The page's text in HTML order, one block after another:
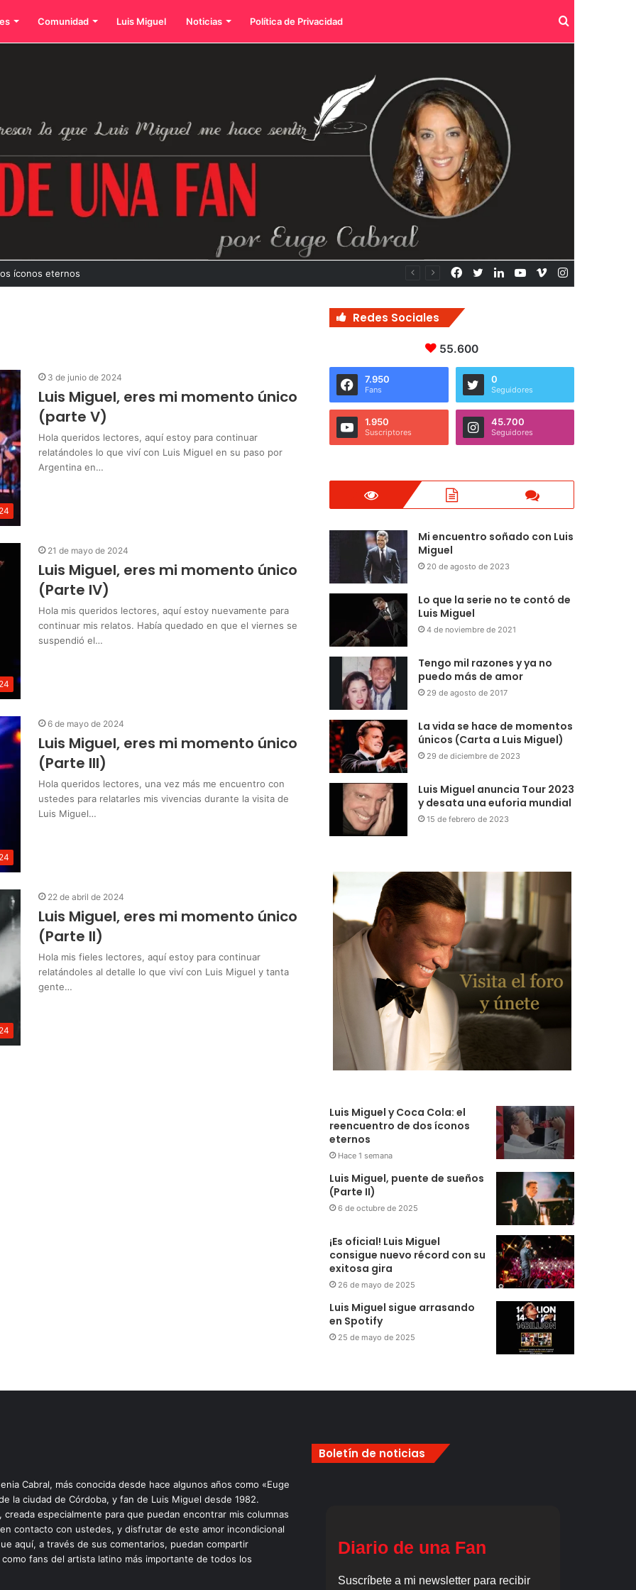
Comunidad Luis Miguel Noticias Política de Privacidad Buscar
íconos eternos Vimeo
YouTube
LinkedIn
Twitter
Facebook
3 de junio de 2024
Luis Miguel, eres mi momento único
(parte V)
Hola queridos lectores, aquí estoy para continuar
relatándoles lo que viví con Luis Miguel en su paso por
Argentina en…
21 de mayo de 2024
Luis Miguel, eres mi momento único
(Parte IV)
Hola mis queridos lectores, aquí estoy nuevamente para
continuar mis relatos. Había quedado en que el viernes se
suspendió el…
6 de mayo de 2024
Luis Miguel, eres mi momento único
(Parte III)
Hola queridos lectores, una vez más me encuentro con
ustedes para relatarles mis vivencias durante la visita de
Luis Miguel…
22 de abril de 2024
Luis Miguel, eres mi momento único
(Parte II)
Hola mis fieles lectores, aquí estoy para continuar
relatándoles al detalle lo que viví con Luis Miguel y tanta
gente…
Redes Sociales
55.600
7.950
Fans
0
Seguidores
1.950
Suscriptores
45.700
Seguidores
Mi encuentro soñado con Luis
Miguel
20 de agosto de 2023
Lo que la serie no te contó de
Luis Miguel
4 de noviembre de 2021
Tengo mil razones y ya no
puedo más de amor
29 de agosto de 2017
La vida se hace de momentos
únicos (Carta a Luis Miguel)
29 de diciembre de 2023
Luis Miguel anuncia Tour 2023
y desata una euforia mundial
15 de febrero de 2023
Luis Miguel y Coca Cola: el
reencuentro de dos íconos
eternos
Hace 1 semana
Luis Miguel, puente de sueños
(Parte II)
6 de octubre de 2025
¡Es oficial! Luis Miguel
consigue nuevo récord con su
exitosa gira
26 de mayo de 2025
Luis Miguel sigue arrasando
en Spotify
25 de mayo de 2025
Cabral, más conocida desde hace algunos años como «Euge
la ciudad de Córdoba, y fan de Luis Miguel desde 1982.
creada especialmente para que puedan encontrar mis columnas
contacto con ustedes, y disfrutar de este amor incondicional
aquí, a través de sus comentarios, puedan compartir
fans del artista latino más importante de todos los
Boletín de noticias